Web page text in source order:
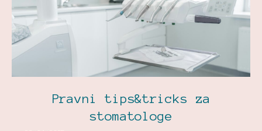
Pravni tips&tricks za
stomatologe